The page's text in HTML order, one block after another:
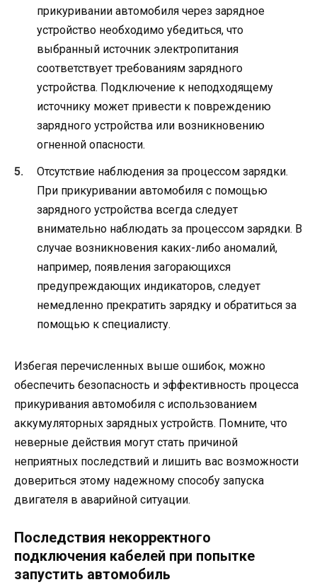
прикуривании автомобиля через зарядное
устройство необходимо убедиться, что
выбранный источник электропитания
соответствует требованиям зарядного
устройства. Подключение к неподходящему
источнику может привести к повреждению
зарядного устройства или возникновению
огненной опасности.
Отсутствие наблюдения за процессом зарядки.
При прикуривании автомобиля с помощью
зарядного устройства всегда следует
внимательно наблюдать за процессом зарядки. В
случае возникновения каких-либо аномалий,
например, появления загорающихся
предупреждающих индикаторов, следует
немедленно прекратить зарядку и обратиться за
помощью к специалисту.
Избегая перечисленных выше ошибок, можно
обеспечить безопасность и эффективность процесса
прикуривания автомобиля с использованием
аккумуляторных зарядных устройств. Помните, что
неверные действия могут стать причиной
неприятных последствий и лишить вас возможности
довериться этому надежному способу запуска
двигателя в аварийной ситуации.
Последствия некорректного
подключения кабелей при попытке
запустить автомобиль